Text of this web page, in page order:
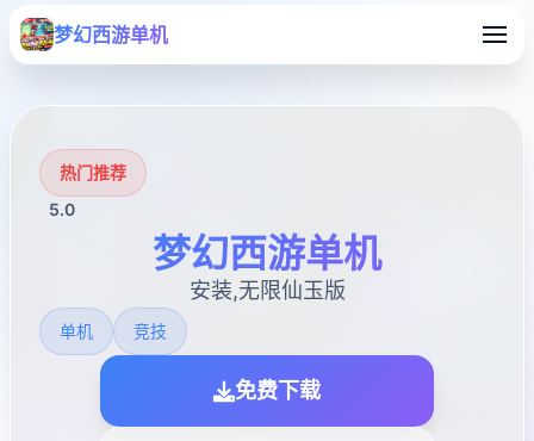
梦幻西游单机
热门推荐
5.0
梦幻西游单机
安装,无限仙玉版
单机 竞技
免费下载